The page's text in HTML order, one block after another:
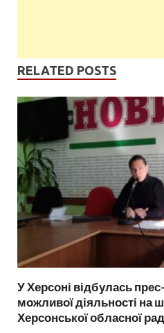
RELATED POSTS
У Херсоні відбулась
можливої діяльності на
Херсонської обласної